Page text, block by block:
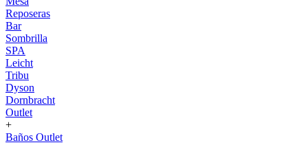
Reposeras
Bar
Sombrilla
SPA
Leicht
Tribu
Dyson
Dornbracht
Outlet
+
Baños Outlet